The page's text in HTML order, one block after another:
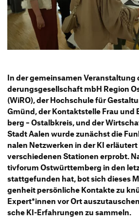
Companies
HfG-Network
Downloads
Information Events
In der gemein­samen
de­rungs­ge­sell­schaft mbH Region
(WiRO), der Hoch­schule für
Gmünd, der Kontakt­stelle Frau
berg – Ostalb­kreis, und der
Stadt Aalen wurde zunächst die
nalen Netz­werken in der KI
verschie­denen Stationen erprobt.
tiv­forum Ostwürt­tem­berg in den
statt­ge­funden hat, bot sich dieses
gen­heit persön­liche Kontakte zu
Expert*innen vor Ort
sche KI-Erfah­rungen zu sammeln.